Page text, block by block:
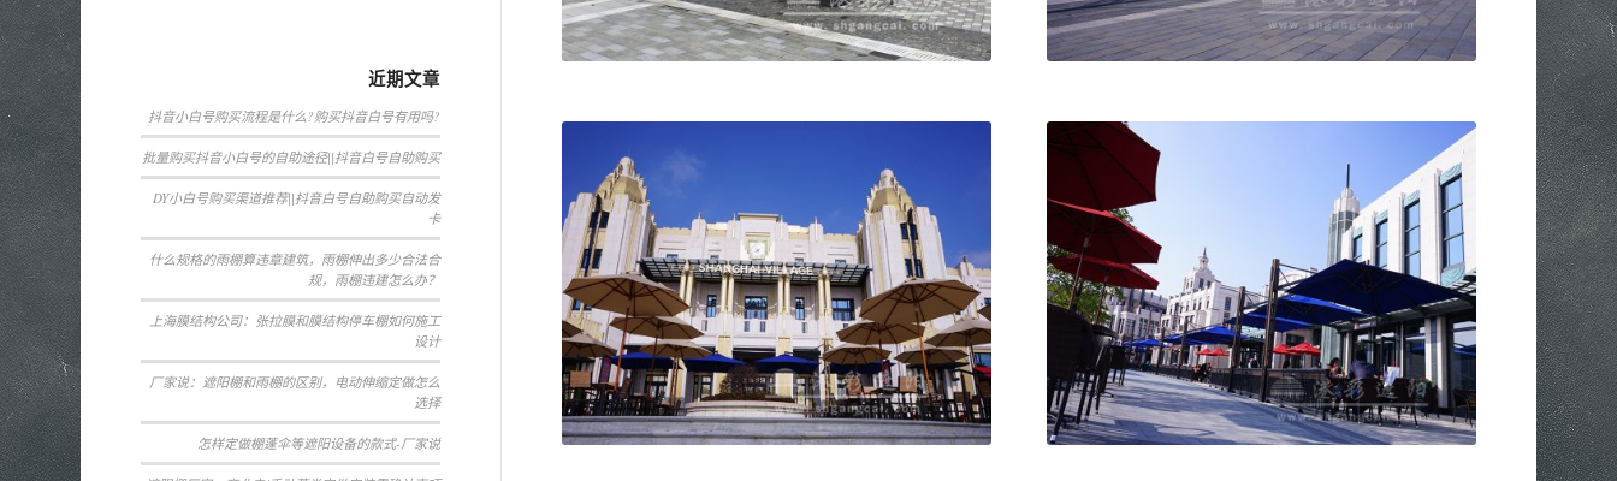
UC008 中柱圆伞 US026 定制边柱双吊方伞
近期文章
抖音小白号购买流程是什么?购买抖音白号有用吗?
批量购买抖音小白号的自助途径||抖音白号自助购买
DY小白号购买渠道推荐||抖音白号自助购买自动发
卡
什么规格的雨棚算违章建筑，雨棚伸出多少合法合
规，雨棚违建怎么办？
上海膜结构公司：张拉膜和膜结构停车棚如何施工
设计
厂家说：遮阳棚和雨棚的区别，电动伸缩定做怎么
选择
怎样定做棚蓬伞等遮阳设备的款式-厂家说